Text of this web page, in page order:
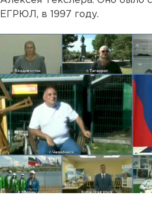
ЕГРЮЛ, в 1997 году.